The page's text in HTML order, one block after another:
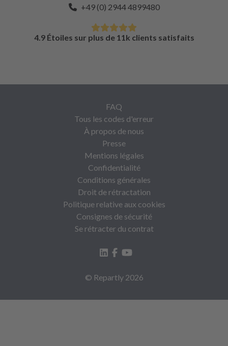
+49 (0) 2944 4899480
4.9 Étoiles sur plus de 11k clients satisfaits
FAQ
Tous les codes d'erreur
À propos de nous
Presse
Mentions légales
Confidentialité
Conditions générales
Droit de rétractation
Politique relative aux cookies
Consignes de sécurité
Se rétracter du contrat
© Repartly 2026